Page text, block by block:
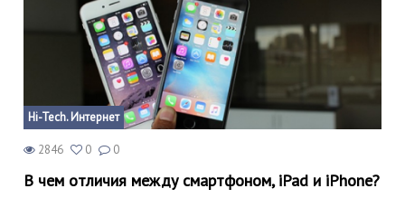
Hi-Tech. Интернет
2846 0 0
В чем отличия между смартфоном, iPad и iPhone?